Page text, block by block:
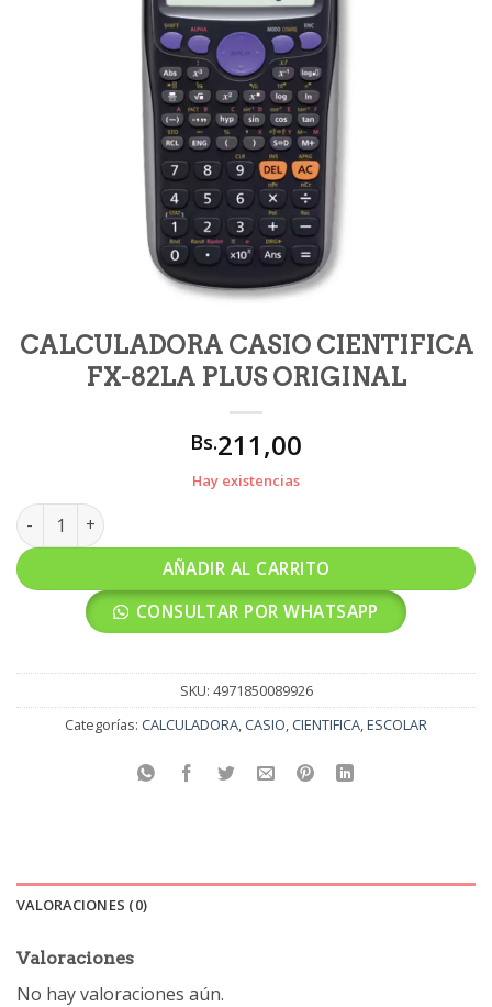
CALCULADORA CASIO CIENTIFICA
FX-82LA PLUS ORIGINAL
Bs.211,00
Hay existencias
CALCULADORA CASIO CIENTIFICA FX-82LA PLUS ORIGINAL
AÑADIR AL CARRITO
CONSULTAR POR WHATSAPP
SKU: 4971850089926
Categorías: CALCULADORA, CASIO, CIENTIFICA,ESCOLAR
VALORACIONES (0)
Valoraciones
No hay valoraciones aún.